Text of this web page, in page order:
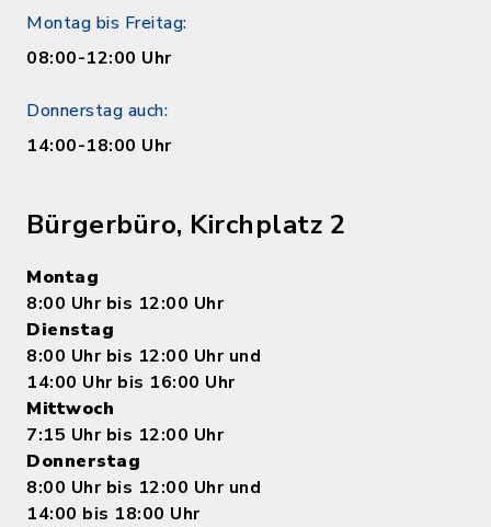
Montag bis Freitag:
08:00-12:00 Uhr
Donnerstag auch:
14:00-18:00 Uhr
Bürgerbüro, Kirchplatz 2
Montag
8:00 Uhr bis 12:00 Uhr
Dienstag
8:00 Uhr bis 12:00 Uhr und
14:00 Uhr bis 16:00 Uhr
Mittwoch
7:15 Uhr bis 12:00 Uhr
Donnerstag
8:00 Uhr bis 12:00 Uhr und
14:00 bis 18:00 Uhr